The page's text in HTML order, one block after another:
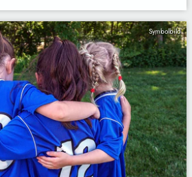
Symbolbild